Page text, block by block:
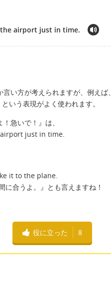
airport just in time.
い方が考えられますが、例えば、
いう表現がよく使われます。
急いで！』は、
just in time.
it to the plane.
に合うよ。』とも言えますね！
役に立った 8